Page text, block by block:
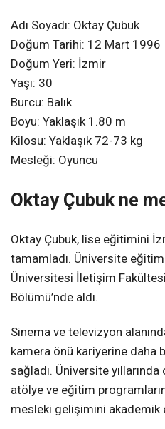
Adı Soyadı: Oktay Çubuk
Doğum Tarihi: 12 Mart 1996
Doğum Yeri: İzmir
Yaşı: 30
Burcu: Balık
Boyu: Yaklaşık 1.80 m
Kilosu: Yaklaşık 72-73 kg
Mesleği: Oyuncu
Oktay Çubuk ne
Oktay Çubuk, lise eğitimini
tamamladı. Üniversite
Üniversitesi İletişim
Bölümü’nde aldı.
Sinema ve televizyon
kamera önü kariyerine daha
sağladı. Üniversite
atölye ve eğitim
mesleki gelişimini akademik